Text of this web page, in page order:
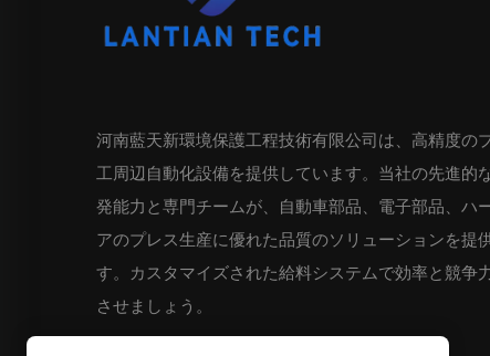
河南藍天新環境保護工程技術有限公司は、高精度の
工周辺自動化設備を提供しています。当社の先進的
発能力と専門チームが、自動車部品、電子部品、ハ
アのプレス生産に優れた品質のソリューションを提
す。カスタマイズされた給料システムで効率と競争
させましょう。